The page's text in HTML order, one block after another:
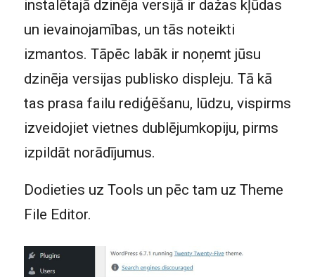
instalētajā dzinēja versijā ir dažas kļūdas
un ievainojamības, un tās noteikti
izmantos. Tāpēc labāk ir noņemt jūsu
dzinēja versijas publisko displeju. Tā kā
tas prasa failu rediģēšanu, lūdzu, vispirms
izveidojiet vietnes dublējumkopiju, pirms
izpildāt norādījumus.
Dodieties uz Tools un pēc tam uz Theme
File Editor.